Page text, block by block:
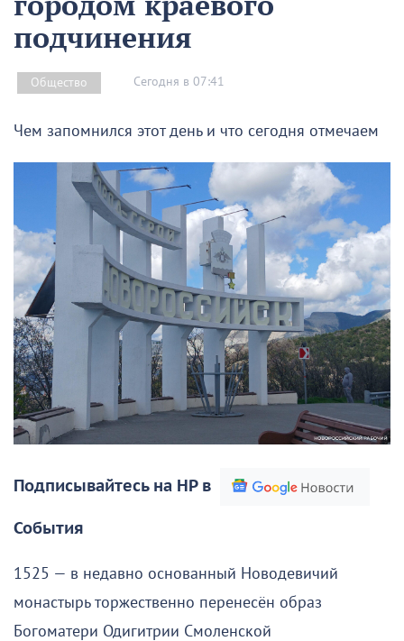
подчинения
Общество Сегодня в 07:41
Чем запомнился этот день и что сегодня отмечаем
Подписывайтесь на НР в
События
1525 — в недавно основанный Новодевичий
монастырь торжественно перенесён образ
Богоматери Одигитрии Смоленской